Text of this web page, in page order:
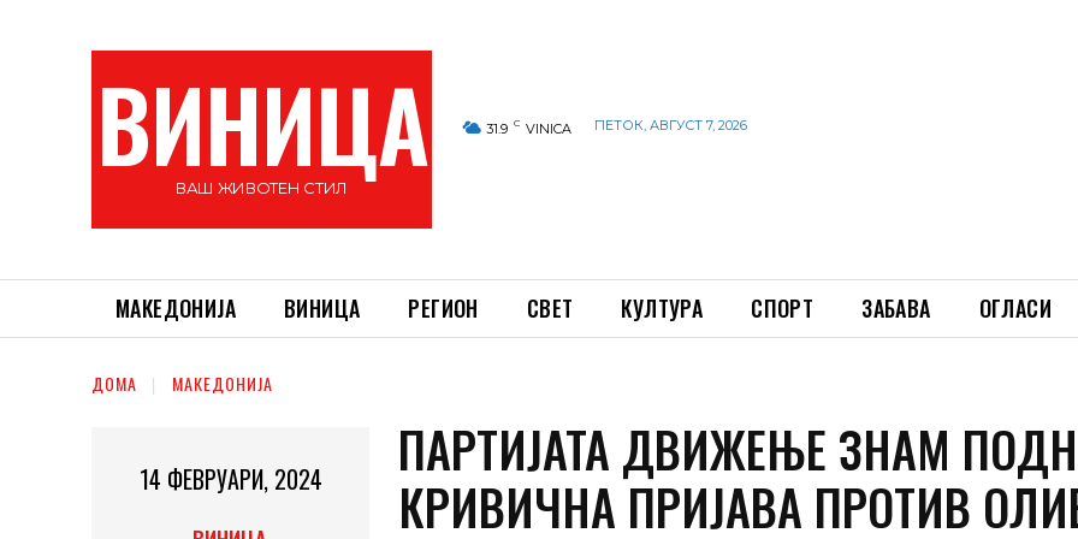
ВИНИЦА
ВАШ ЖИВОТЕН СТИЛ
31.9 C VINICA ПЕТОК, АВГУСТ 7, 2026
МАКЕДОНИЈА ВИНИЦА РЕГИОН СВЕТ КУЛТУРА СПОРТ ЗАБАВА ОГЛАСИ
ДОМА МАКЕДОНИЈА
14 ФЕВРУАРИ, 2024
ПАРТИЈАТА ДВИЖЕЊЕ ЗНАМ
КРИВИЧНА ПРИЈАВА ПРОТИВ